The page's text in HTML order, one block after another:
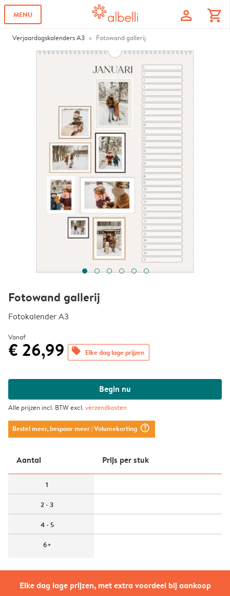
MENU profile shopping_cart
Verjaardagskalenders A3 Fotowand gallerij
Elke dag lage prijzen, met extra voordeel bij aankoop
Fotowand gallerij
Fotokalender A3
Vanaf
€ 26,99 offers Elke dag lage prijzen
Begin nu
Alle prijzen incl. BTW excl.verzendkosten
Bestel meer, bespaar meer| Volumekorting question_mark_circle
Aantal Prijs per stuk
1
2 - 3
4 - 5
6+